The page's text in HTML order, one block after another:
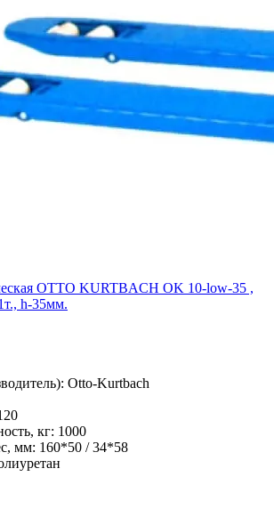
OTTO KURTBACH OK 10-low-35 ,
h-35мм.
Otto-Kurtbach
кг: 1000
мм: 160*50 / 34*58